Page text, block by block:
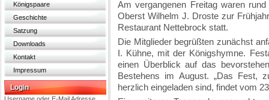
Königspaare
Geschichte
Satzung
Downloads
Kontakt
Impressum
Login
Am vergangenen Freitag waren
Oberst Wilhelm J. Droste zur
Restaurant Nettebrock statt.
Die Mitglieder begrüßten zunächst
I. Kühne, mit der Königshymne.
einen Überblick auf das
Bestehens im August. „Das Fest,
herzlich eingeladen sind, findet vom